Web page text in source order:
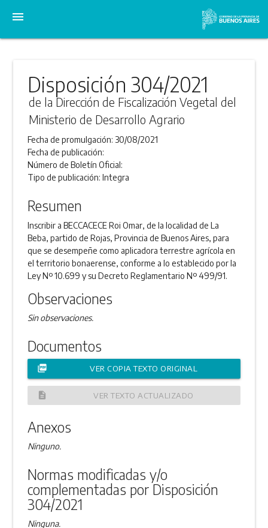
menu
Disposición 304/2021
de la Dirección de Fiscalización Vegetal del
Ministerio de Desarrollo Agrario
Fecha de promulgación: 30/08/2021
Fecha de publicación:
Número de Boletín Oficial:
Tipo de publicación:Integra
Resumen
Inscribir a BECCACECE Roi Omar, de la localidad de La
Beba, partido de Rojas, Provincia de Buenos Aires, para
que se desempeñe como aplicadora terrestre agrícola en
el territorio bonaerense, conforme a lo establecido por la
Ley Nº 10.699 y su Decreto Reglamentario Nº 499/91.
Observaciones
Sin observaciones.
Documentos
picture_as_pdf VER COPIA TEXTO ORIGINAL
description VER TEXTO ACTUALIZADO
Anexos
Ninguno.
Normas modificadas y/o
complementadas por Disposición
304/2021
Ninguna.